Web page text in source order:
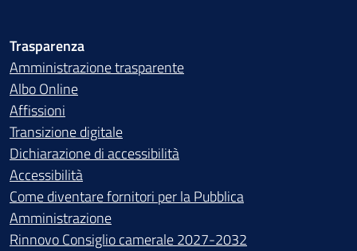
Trasparenza
Amministrazione trasparente
Albo Online
Affissioni
Transizione digitale
Dichiarazione di accessibilità
Accessibilità
Come diventare fornitori per la Pubblica
Amministrazione
Rinnovo Consiglio camerale 2027-2032